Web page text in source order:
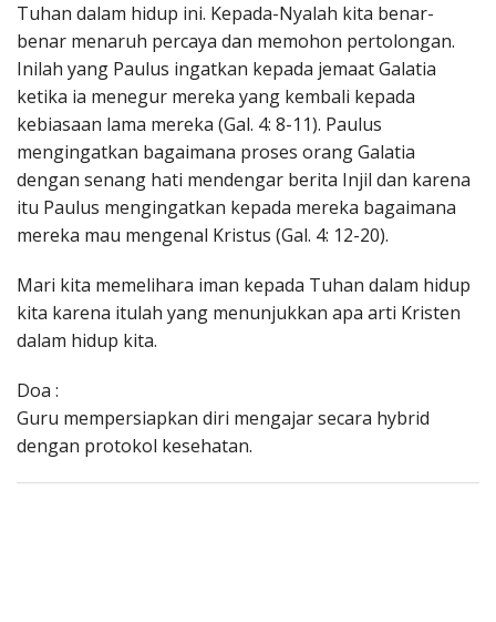
Tuhan dalam hidup ini. Kepada-Nyalah kita benar-
benar menaruh percaya dan memohon pertolongan.
Inilah yang Paulus ingatkan kepada jemaat Galatia
ketika ia menegur mereka yang kembali kepada
kebiasaan lama mereka (Gal. 4: 8-11). Paulus
mengingatkan bagaimana proses orang Galatia
dengan senang hati mendengar berita Injil dan karena
itu Paulus mengingatkan kepada mereka bagaimana
mereka mau mengenal Kristus (Gal. 4: 12-20).
Mari kita memelihara iman kepada Tuhan dalam hidup
kita karena itulah yang menunjukkan apa arti Kristen
dalam hidup kita.
Doa :
Guru mempersiapkan diri mengajar secara hybrid
dengan protokol kesehatan.